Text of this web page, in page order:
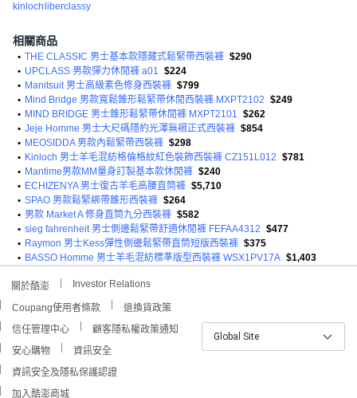
kinloch liberclassy
相關商品
• THE CLASSIC 男士基本款隱藏式鬆緊帶西裝褲 $290
• UPCLASS 男款彈力休閒褲 a01 $224
• Manitsuit 男士高級素色修身西裝褲 $799
• Mind Bridge 男款寬鬆錐形鬆緊帶休閒西裝褲 MXPT2102 $249
• MIND BRIDGE 男士錐形鬆緊帶休閒褲 MXPT2101 $262
• Jeje Homme 男士大尺碼隱約光澤無褶正式西裝褲 $854
• MEOSIDDA 男款內鬆緊帶西裝褲 $298
• Kinloch 男士羊毛混紡格倫格紋紅色裝飾西裝褲 CZ151L012 $781
• Mantime男款MM量身訂製基本款休閒褲 $240
• ECHIZENYA 男士復古羊毛高腰直筒褲 $5,710
• SPAO 男款鬆緊綁帶錐形西裝褲 $264
• 男款 Market A 修身直筒九分西裝褲 $582
• sieg fahrenheit 男士側邊鬆緊帶舒適休閒褲 FEFAA4312 $477
• Raymon 男士Kess彈性側邊鬆緊帶直筒短版西裝褲 $375
• BASSO Homme 男士羊毛混紡標準版型西裝褲 WSX1PV17A $1,403
關於酷澎 Investor Relations
Coupang使用者條款
退換貨政策
信任管理中心
顧客隱私權政策通知
安心購物
資訊安全
資訊安全及隱私保護認證
加入酷澎商城
Global Site